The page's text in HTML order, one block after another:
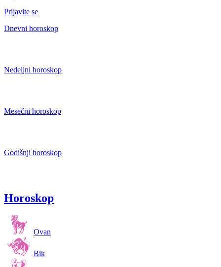
Prijavite se
Dnevni horoskop
Nedeljni horoskop
Mesečni horoskop
Godišnji horoskop
Horoskop
Ovan
Bik